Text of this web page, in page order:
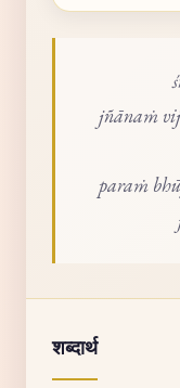
jñānaṁ
paraṁ
शब्दार्थ